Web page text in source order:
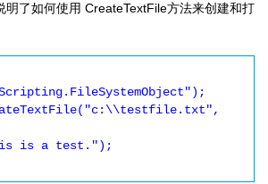
了如何使用 CreateTextFile方法来创建和打
is a test.");